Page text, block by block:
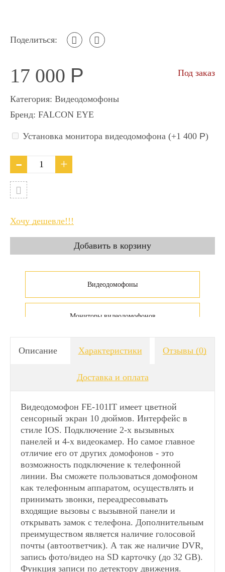
Поделиться:
17 000 Р
Категория: Видеодомофоны
Бренд: FALCON EYE
Под заказ
Установка монитора видеодомофона (+1 400 Р)
Хочу дешевле!!!
Видеодомофоны
Мониторы видеодомофонов
Видеодомофоны сенсорные
Видеодомофоны для дачи
Видеодомофоны 10 дюймов (25 см.)
Аналоговые видеодомофоны
Видеодомофоны Falcon Eye
Видеодомофоны для квартиры
Видеозвонки для квартиры
Видеодомофоны для частного дома
Описание Характеристики Отзывы(0)
Доставка и оплата
Видеодомофон FE-101IT имеет цветной
сенсорный экран 10 дюймов. Интерфейс в
стиле IOS. Подключение 2-х вызывных
панелей и 4-х видеокамер. Но самое главное
отличие его от других домофонов - это
возможность подключение к телефонной
линии. Вы сможете пользоваться домофоном
как телефонным аппаратом, осуществлять и
принимать звонки, переадресовывать
входящие вызовы с вызывной панели и
открывать замок с телефона. Дополнительным
преимуществом является наличие голосовой
почты (автоответчик). А так же наличие DVR,
запись фото/видео на SD карточку (до 32 GB).
Функция записи по детектору движения.